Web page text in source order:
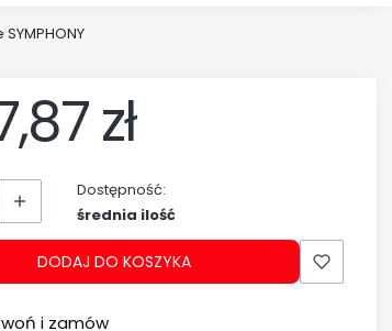
zł
Dostępność:
średnia ilość
DODAJ DO KOSZYKA
i zamów